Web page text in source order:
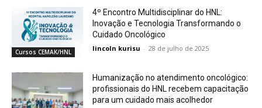
Cursos CEMAK/HNL
4º Encontro Multidisciplinar do HNL:
Inovação e Tecnologia Transformando o
Cuidado Oncológico
lincoln kurisu - 28 de julho de 2025
Humanização no atendimento oncológico:
profissionais do HNL recebem capacitação
para um cuidado mais acolhedor